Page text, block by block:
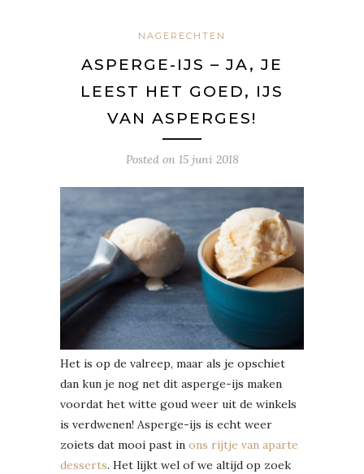
NAGERECHTEN
ASPERGE-IJS – JA, JE
LEEST HET GOED, IJS
VAN ASPERGES!
Posted on 15 juni 2018
Het is op de valreep, maar als je opschiet
dan kun je nog net dit asperge-ijs maken
voordat het witte goud weer uit de winkels
is verdwenen! Asperge-ijs is echt weer
zoiets dat mooi past in ons rijtje van aparte
desserts. Het lijkt wel of we altijd op zoek